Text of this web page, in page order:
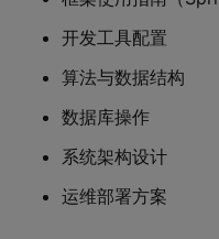
开发工具配置
算法与数据结构
数据库操作
系统架构设计
运维部署方案